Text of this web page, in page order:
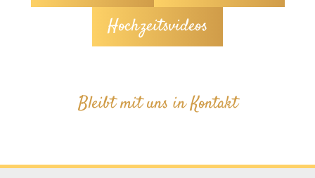
Hochzeitsvideos
Bleibt mit uns in Kontakt